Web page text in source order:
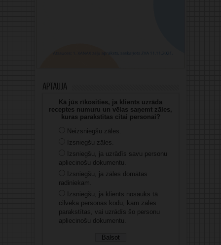
Aptauja
Kā jūs rīkosities, ja klients uzrāda
receptes numuru un vēlas saņemt zāles,
kuras parakstītas citai personai?
Neizsniegšu zāles.
Izsniegšu zāles.
Izsniegšu, ja uzrādīs savu personu
apliecinošu dokumentu.
Izsniegšu, ja zāles domātas
radiniekam.
Izsniegšu, ja klients nosauks tā
cilvēka personas kodu, kam zāles
parakstītas, vai uzrādīs šo personu
apliecinošu dokumentu.